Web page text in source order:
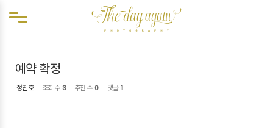
예약확정
예약 확정
정진호 조회 수 3 추천 수 0 댓글1
Sketchbook5, 스케치북5